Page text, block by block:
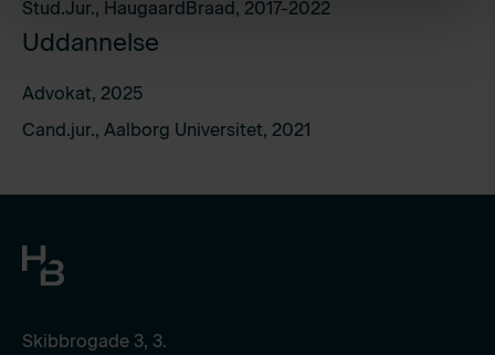
Stud.Jur., HaugaardBraad, 2017-2022
Uddannelse
Advokat, 2025
Cand.jur., Aalborg Universitet, 2021
Skibbrogade 3, 3.